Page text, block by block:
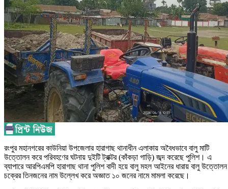
রংপুর মহানগরের কাউনিয়া উপজেলার হারাগাছ থানাধীন এলাকায় অবৈধভাবে বালু মাটি
উত্তোলন করে পরিবহণের ঘটনায় দুইটি ট্রাক্টর (কাঁকড়া গাড়ি) জব্দ করেছে পুলিশ। এ
ব্যাপারে আরপিএমপি হারাগাছ থানা পুলিশ বাদী হয়ে বালু মহল আইনের ধারায় বালু উত্তোলন
চক্রের তিনজনের নাম উল্লেখ করে অজ্ঞাত ১০ জনের নামে মামলা করেছে।